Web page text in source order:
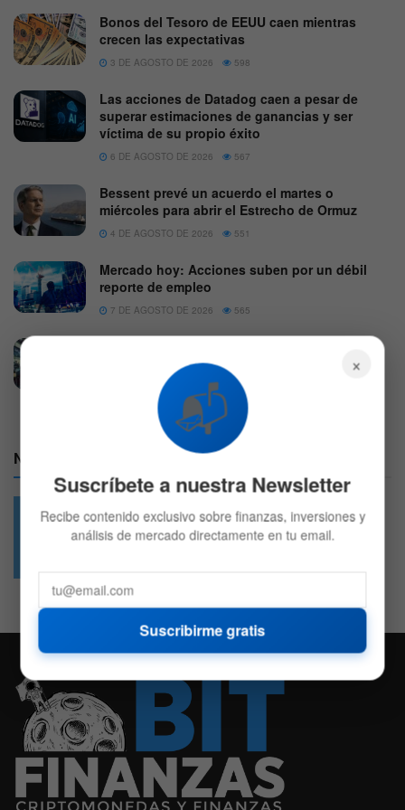
Bonos del Tesoro de EEUU caen mientras
crecen las expectativas
3 DE AGOSTO DE 2026 598
Las acciones de Datadog caen a pesar de
superar estimaciones de ganancias y ser
víctima de su propio éxito
6 DE AGOSTO DE 2026 567
Bessent prevé un acuerdo el martes o
miércoles para abrir el Estrecho de Ormuz
4 DE AGOSTO DE 2026 551
Mercado hoy: Acciones suben por un débil
reporte de empleo
7 DE AGOSTO DE 2026 565
tecnología y aviación bajo presión
3 DE AGOSTO DE 2026 601
Nuestras Redes:
49.6k 4.7k
×
📬
Suscríbete a nuestra Newsletter
Recibe contenido exclusivo sobre finanzas, inversiones y
análisis de mercado directamente en tu email.
Suscribirme gratis